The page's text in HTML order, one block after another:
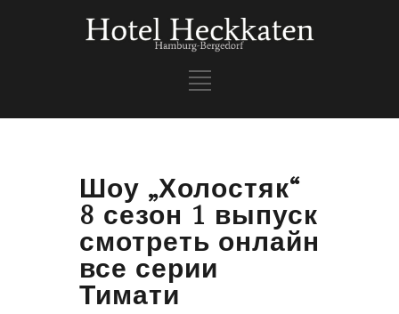
Шоу „Холостяк“
8 сезон 1 выпуск
смотреть онлайн
все серии
Тимати